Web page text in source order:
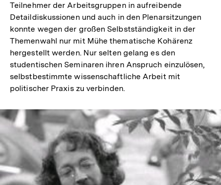
Teilnehmer der Arbeitsgruppen in aufreibende
Detaildiskussionen und auch in den Plenarsitzungen
konnte wegen der großen Selbstständigkeit in der
Themenwahl nur mit Mühe thematische Kohärenz
hergestellt werden. Nur selten gelang es den
studentischen Seminaren ihren Anspruch einzulösen,
selbstbestimmte wissenschaftliche Arbeit mit
politischer Praxis zu verbinden.